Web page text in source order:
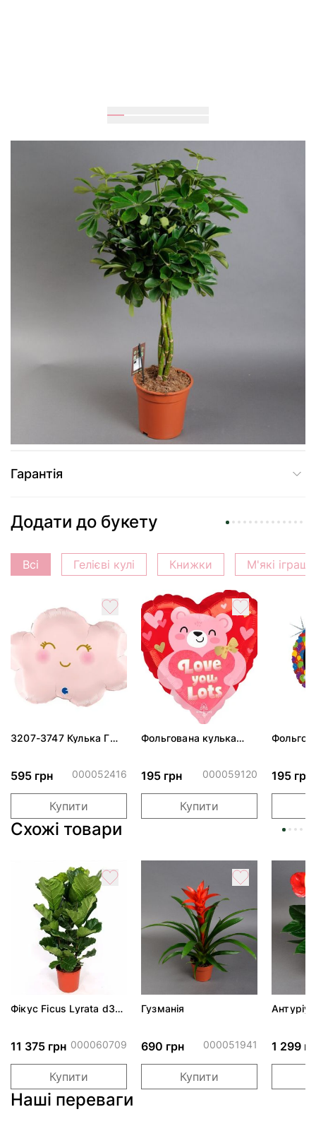
23см
3 290 грн
Додати до кошика
Купити в один клік
Гарантія
Додати до букету
Всі Гелієві кулі Книжки М'які
3207-3747 Кулька Г
595 грн 000052416
Купити
Фольгована кулька
195 грн 000059120
Купити
195 грн
Схожі товари
Фікус Ficus Lyrata d35
11 375 грн 000060709
Купити
Гузманія
690 грн 000051941
Купити
1 299
Наші переваги